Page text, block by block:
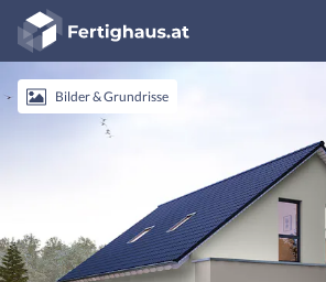
Fertighaus
Logo
AnmeldenBilder & Grundrisse